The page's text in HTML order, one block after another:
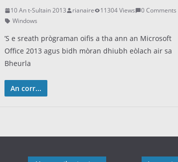
10 An t-Sultain 2013 rianaire 11304 Views
0 Comments
Windows
’S e sreath prògraman oifis a tha ann an Microsoft
Office 2013 agus bidh mòran dhiubh eòlach air sa
Bheurla
An corr...